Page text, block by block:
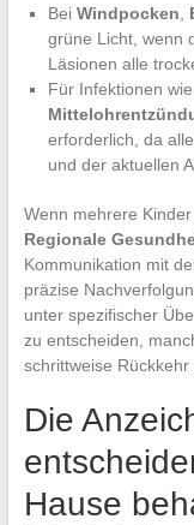
Bei Windpocken
grüne Licht, wenn
Läsionen alle
Für Infektionen wie
erforderlich, da
und der aktuellen
Wenn mehrere
Regionale
Kommunikation mit
präzise
unter spezifischer
zu entscheiden,
schrittweise Rückkehr
Die
Hause